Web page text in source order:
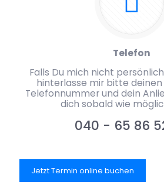
Telefon
Falls Du mich nicht
hinterlasse mir bitte deinen
Telefonnummer und dein
dich sobald wie
040 - 65 86
Jetzt Termin online buchen